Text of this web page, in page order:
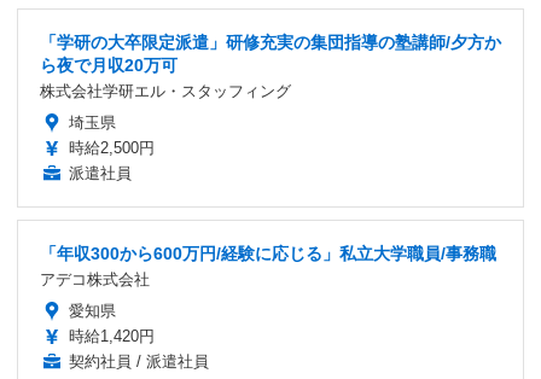
「学研の大卒限定派遣」研修充実の集団指導の塾講師/夕方か
ら夜で月収20万可
株式会社学研エル・スタッフィング
埼玉県
時給2,500円
派遣社員
「年収300から600万円/経験に応じる」私立大学職員/事務職
アデコ株式会社
愛知県
時給1,420円
契約社員 / 派遣社員